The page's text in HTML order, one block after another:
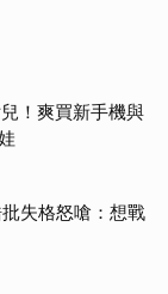
！爽買新手機與
失格怒嗆：想戰